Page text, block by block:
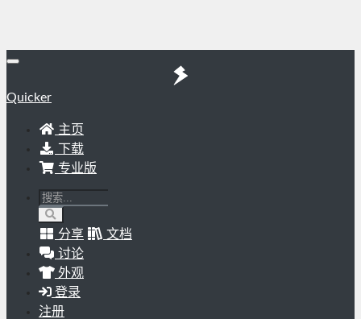
Quicker
主页
下载
专业版
分享
文档
讨论
外观
登录
注册